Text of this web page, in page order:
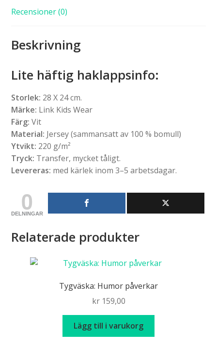
Recensioner (0)
Beskrivning
Lite häftig haklappsinfo:
Storlek: 28 X 24 cm.
Märke: Link Kids Wear
Färg: Vit
Material: Jersey (sammansatt av 100 % bomull)
Ytvikt: 220 g/m²
Tryck: Transfer, mycket tåligt.
Levereras: med kärlek inom 3–5 arbetsdagar.
0
DELNINGAR
Relaterade produkter
Tygväska: Humor påverkar
kr159,00
Lägg till i varukorg